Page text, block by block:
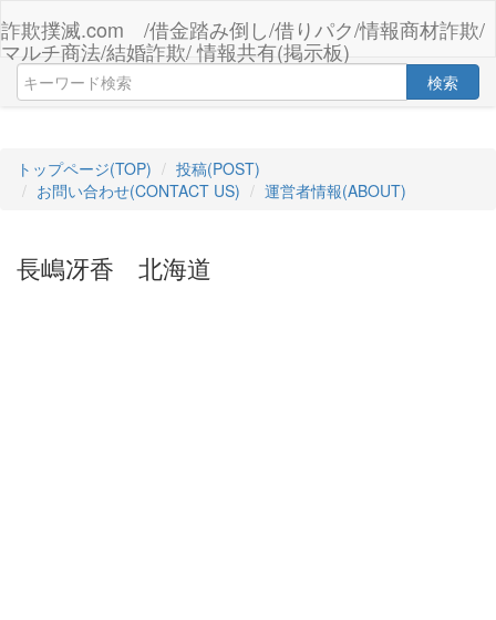
詐欺撲滅.com /借金踏み倒し/借りパク/情報商材詐欺/
マルチ商法/結婚詐欺/ 情報共有(掲示板)
検索
トップページ(TOP)
投稿(POST)
お問い合わせ(CONTACT US)
運営者情報(ABOUT)
長嶋冴香 北海道